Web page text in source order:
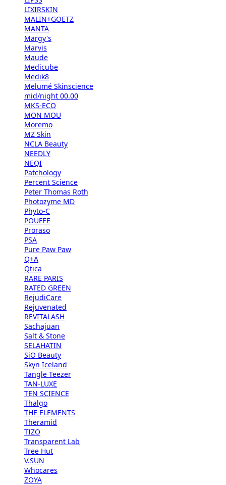
LIXIRSKIN
MALIN+GOETZ
MANTA
Margy's
Marvis
Maude
Medicube
Medik8
Melumé Skinscience
mid/night 00.00
MKS-ECO
MON MOU
Moremo
MZ Skin
NCLA Beauty
NEEDLY
NEQI
Patchology
Percent Science
Peter Thomas Roth
Photozyme MD
Phyto-C
POUFEE
Proraso
PSA
Pure Paw Paw
Q+A
Qtica
RARE PARIS
RATED GREEN
RejudiCare
Rejuvenated
REVITALASH
Sachajuan
Salt & Stone
SELAHATIN
SiO Beauty
Skyn Iceland
Tangle Teezer
TAN-LUXE
TEN SCIENCE
Thalgo
THE ELEMENTS
Theramid
TIZO
Transparent Lab
Tree Hut
V.SUN
Whocares
ZOYA